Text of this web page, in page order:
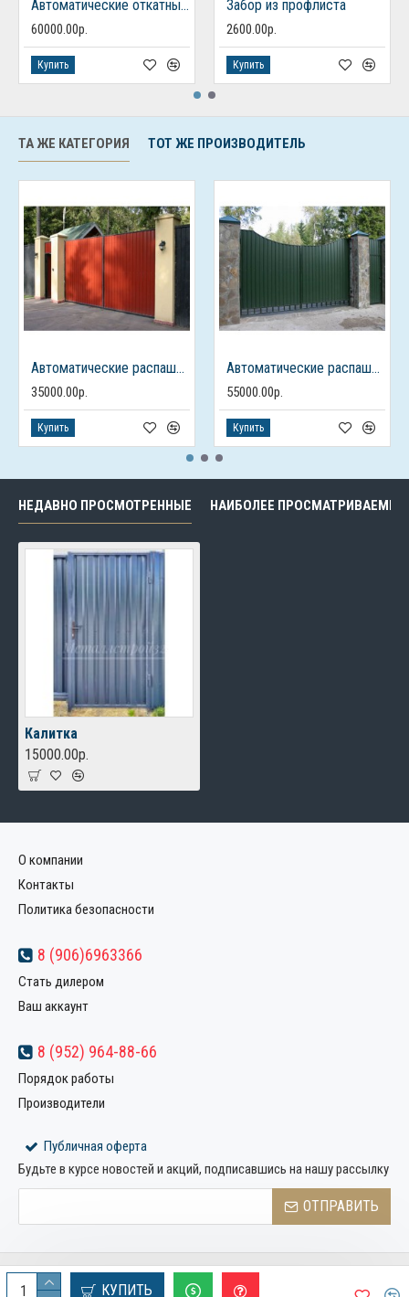
КУПИТЬ
Автоматические откатные ворота из профлиста
60000.00р.
Купить
Забор из профлиста
2600.00р.
Купить
ТА ЖЕ КАТЕГОРИЯ ТОТ ЖЕ ПРОИЗВОДИТЕЛЬ
Автоматические распашные ворота из профлиста с калиткой
35000.00р.
Купить
Автоматические распашные ворота с калиткой
55000.00р.
Купить
НЕДАВНО ПРОСМОТРЕННЫЕ НАИБОЛЕЕ ПРОСМАТРИВАЕМЫЕ
Калитка
15000.00р.
О компании
Контакты
Политика безопасности
8 (906)6963366
Стать дилером
Ваш аккаунт
8 (952) 964-88-66
Порядок работы
Производители
Публичная оферта
Будьте в курсе новостей и акций, подписавшись на нашу рассылку
ОТПРАВИТЬ
Copyright © 2022, Компания «Металлстрой32», Все права